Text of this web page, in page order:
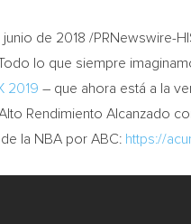
junio de 2018 /PRNewswire-
lo que siempre
2019 – que ahora está a la
Rendimiento Alcanzado
la NBA por ABC: https://